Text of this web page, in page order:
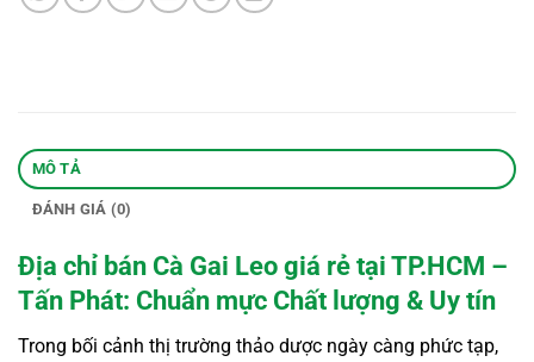
MÔ TẢ
ĐÁNH GIÁ (0)
Địa chỉ bán Cà Gai Leo giá rẻ tại TP.HCM –
Tấn Phát: Chuẩn mực Chất lượng & Uy tín
Trong bối cảnh thị trường thảo dược ngày càng phức tạp,